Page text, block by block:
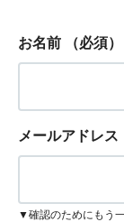
お名前 （必須）
メールアドレス
▼確認のためにもう